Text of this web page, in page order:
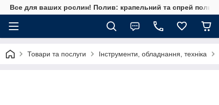
Все для ваших рослин! Полив: крапельний та спрей полив,
Товари та послуги Інструменти, обладнання, техніка